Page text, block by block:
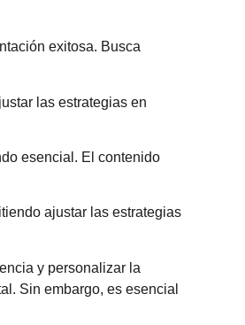
exitosa. Busca
las estrategias en
esencial. El contenido
ajustar las estrategias
y personalizar la
Sin embargo, es esencial